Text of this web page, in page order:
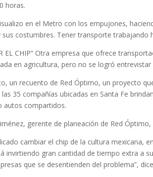
horas.
en el Metro con los empujones,
sus costumbres. Tener transporte
EL CHIP” Otra empresa que ofrece
en agricultura, pero no se logró entrevistar
un recuento de Red Óptimo, un proyecto
35 compañías ubicadas en Santa Fe
autos compartidos.
gerente de planeación de Red
cambiar el chip de la cultura mexicana,
invirtiendo gran cantidad de tiempo extra a
que se desentienden del problema”,